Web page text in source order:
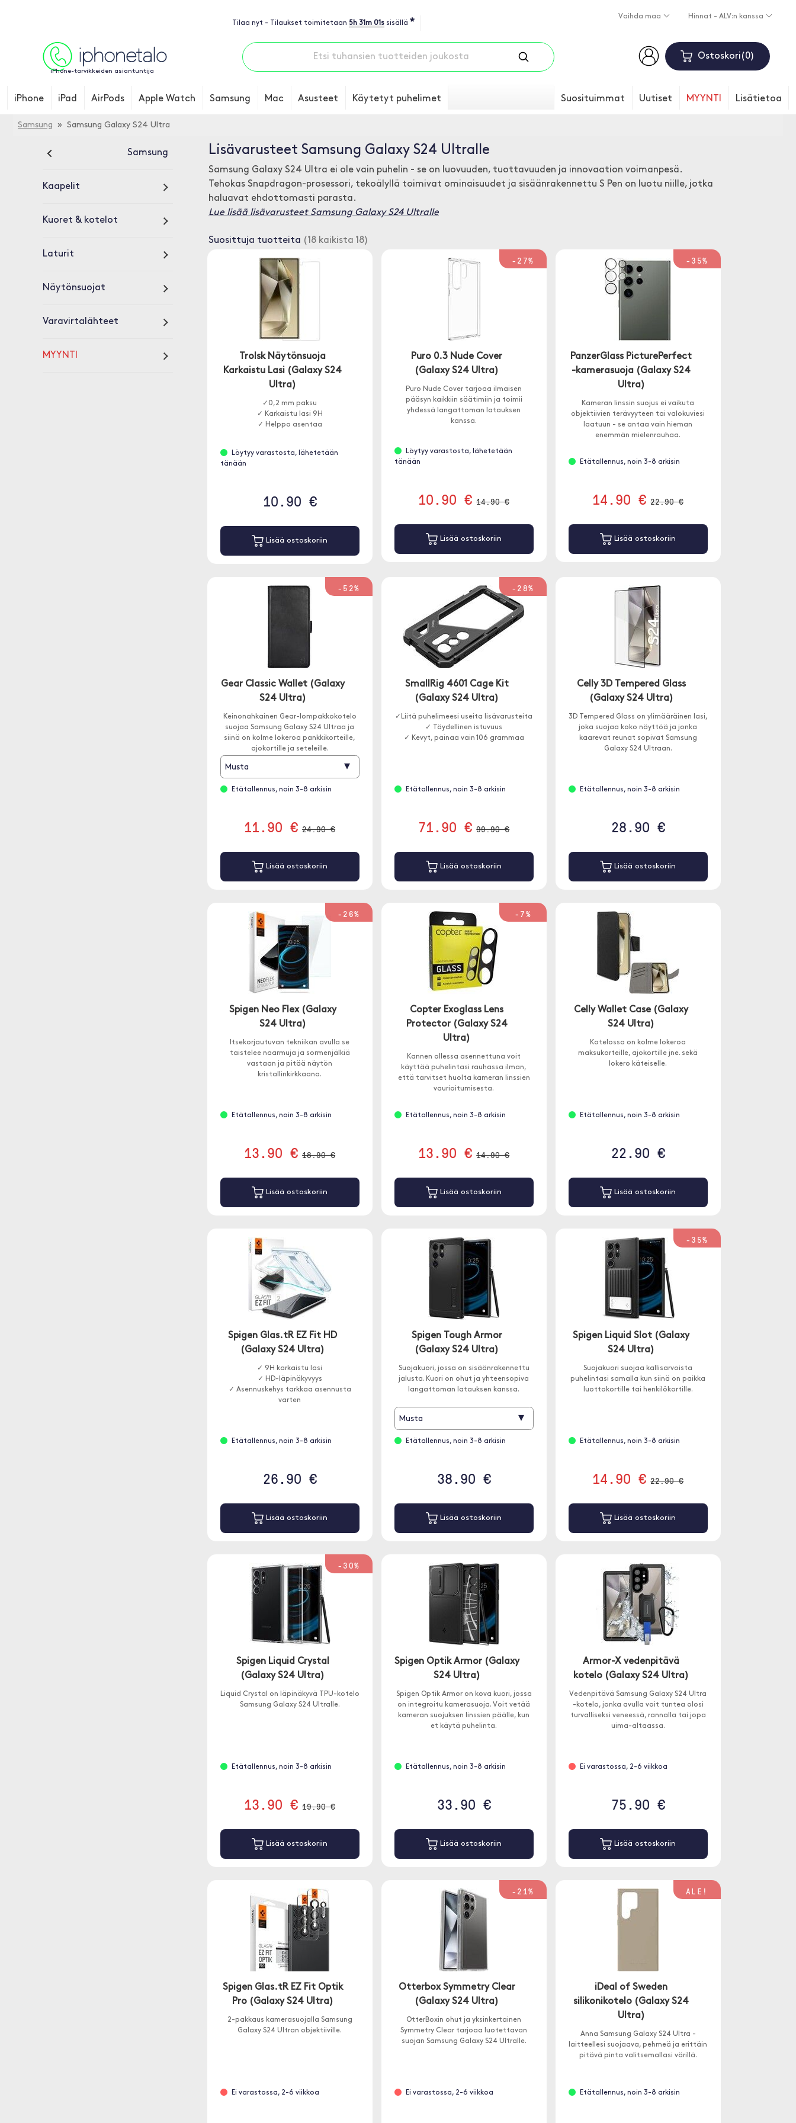
Tilaa nyt - Tilaukset toimitetaan 5h 31m 00s sisällä *
Vaihda maa Hinnat - ALV:n kanssa
iPhone-tarvikkeiden asiantuntija
Ostoskori 0
iPhone iPad AirPods Apple Watch Samsung Mac Asusteet Käytetyt puhelimet Suosituimmat Uutiset MYYNTI Lisätietoa
Samsung » Samsung Galaxy S24 Ultra
Samsung
Kaapelit
Kuoret & kotelot
Laturit
Näytönsuojat
Varavirtalähteet
MYYNTI
Lisävarusteet Samsung Galaxy S24 Ultralle
Samsung Galaxy S24 Ultra ei ole vain puhelin - se on luovuuden, tuottavuuden ja innovaation voimanpesä.
Tehokas Snapdragon-prosessori, tekoälyllä toimivat ominaisuudet ja sisäänrakennettu S Pen on luotu niille, jotka
haluavat ehdottomasti parasta.
Lue lisää lisävarusteet Samsung Galaxy S24 Ultralle
Suosittuja tuotteita (18 kaikista 18)
Trolsk Näytönsuoja
Karkaistu Lasi (Galaxy S24
Ultra)
✓0,2 mm paksu
✓ Karkaistu lasi 9H
✓ Helppo asentaa
Löytyy varastosta, lähetetään
tänään
10.90 €
Lisää ostoskoriin
-27%
Puro 0.3 Nude Cover
(Galaxy S24 Ultra)
Puro Nude Cover tarjoaa ilmaisen
pääsyn kaikkiin säätimiin ja toimii
yhdessä langattoman latauksen
kanssa.
Löytyy varastosta, lähetetään
tänään
10.90 € 14.90 €
Lisää ostoskoriin
-35%
PanzerGlass PicturePerfect
-kamerasuoja (Galaxy S24
Ultra)
Kameran linssin suojus ei vaikuta
objektiivien terävyyteen tai valokuviesi
laatuun - se antaa vain hieman
enemmän mielenrauhaa.
Etätallennus, noin 3-8 arkisin
14.90 € 22.90 €
Lisää ostoskoriin
-52%
Gear Classic Wallet (Galaxy
S24 Ultra)
Keinonahkainen Gear-lompakkokotelo
suojaa Samsung Galaxy S24 Ultraa ja
siinä on kolme lokeroa pankkikorteille,
ajokortille ja seteleille.
Musta ▾
Etätallennus, noin 3-8 arkisin
11.90 € 24.90 €
Lisää ostoskoriin
-28%
SmallRig 4601 Cage Kit
(Galaxy S24 Ultra)
✓Liitä puhelimeesi useita lisävarusteita
✓ Täydellinen istuvuus
✓ Kevyt, painaa vain 106 grammaa
Etätallennus, noin 3-8 arkisin
71.90 € 99.90 €
Lisää ostoskoriin
Celly 3D Tempered Glass
(Galaxy S24 Ultra)
3D Tempered Glass on ylimääräinen lasi,
joka suojaa koko näyttöä ja jonka
kaarevat reunat sopivat Samsung
Galaxy S24 Ultraan.
Etätallennus, noin 3-8 arkisin
28.90 €
Lisää ostoskoriin
-26%
Spigen Neo Flex (Galaxy
S24 Ultra)
Itsekorjautuvan tekniikan avulla se
taistelee naarmuja ja sormenjälkiä
vastaan ja pitää näytön
kristallinkirkkaana.
Etätallennus, noin 3-8 arkisin
13.90 € 18.90 €
Lisää ostoskoriin
-7%
Copter Exoglass Lens
Protector (Galaxy S24
Ultra)
Kannen ollessa asennettuna voit
käyttää puhelintasi rauhassa ilman,
että tarvitset huolta kameran linssien
vaurioitumisesta.
Etätallennus, noin 3-8 arkisin
13.90 € 14.90 €
Lisää ostoskoriin
Celly Wallet Case (Galaxy
S24 Ultra)
Kotelossa on kolme lokeroa
maksukorteille, ajokortille jne. sekä
lokero käteiselle.
Etätallennus, noin 3-8 arkisin
22.90 €
Lisää ostoskoriin
Spigen Glas.tR EZ Fit HD
(Galaxy S24 Ultra)
✓ 9H karkaistu lasi
✓ HD-läpinäkyvyys
✓ Asennuskehys tarkkaa asennusta
varten
Etätallennus, noin 3-8 arkisin
26.90 €
Lisää ostoskoriin
Spigen Tough Armor
(Galaxy S24 Ultra)
Suojakuori, jossa on sisäänrakennettu
jalusta. Kuori on ohut ja yhteensopiva
langattoman latauksen kanssa.
Musta ▾
Etätallennus, noin 3-8 arkisin
38.90 €
Lisää ostoskoriin
-35%
Spigen Liquid Slot (Galaxy
S24 Ultra)
Suojakuori suojaa kallisarvoista
puhelintasi samalla kun siinä on paikka
luottokortille tai henkilökortille.
Etätallennus, noin 3-8 arkisin
14.90 € 22.90 €
Lisää ostoskoriin
-30%
Spigen Liquid Crystal
(Galaxy S24 Ultra)
Liquid Crystal on läpinäkyvä TPU-kotelo
Samsung Galaxy S24 Ultralle.
Etätallennus, noin 3-8 arkisin
13.90 € 19.90 €
Lisää ostoskoriin
Spigen Optik Armor (Galaxy
S24 Ultra)
Spigen Optik Armor on kova kuori, jossa
on integroitu kamerasuoja. Voit vetää
kameran suojuksen linssien päälle, kun
et käytä puhelinta.
Etätallennus, noin 3-8 arkisin
33.90 €
Lisää ostoskoriin
Armor-X vedenpitävä
kotelo (Galaxy S24 Ultra)
Vedenpitävä Samsung Galaxy S24 Ultra
-kotelo, jonka avulla voit tuntea olosi
turvalliseksi veneessä, rannalla tai jopa
uima-altaassa.
Ei varastossa, 2-6 viikkoa
75.90 €
Lisää ostoskoriin
Spigen Glas.tR EZ Fit Optik
Pro (Galaxy S24 Ultra)
2-pakkaus kamerasuojalla Samsung
Galaxy S24 Ultran objektiiville.
Ei varastossa, 2-6 viikkoa
-21%
Otterbox Symmetry Clear
(Galaxy S24 Ultra)
OtterBoxin ohut ja yksinkertainen
Symmetry Clear tarjoaa luotettavan
suojan Samsung Galaxy S24 Ultralle.
Ei varastossa, 2-6 viikkoa
ALE!
iDeal of Sweden
silikonikotelo (Galaxy S24
Ultra)
Anna Samsung Galaxy S24 Ultra -
laitteellesi suojaava, pehmeä ja erittäin
pitävä pinta valitsemallasi värillä.
Etätallennus, noin 3-8 arkisin